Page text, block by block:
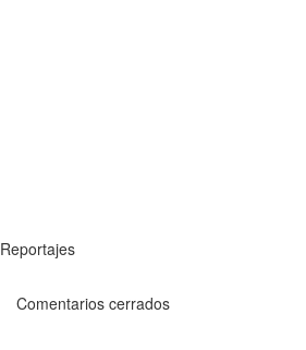
Reportajes
Comentarios cerrados